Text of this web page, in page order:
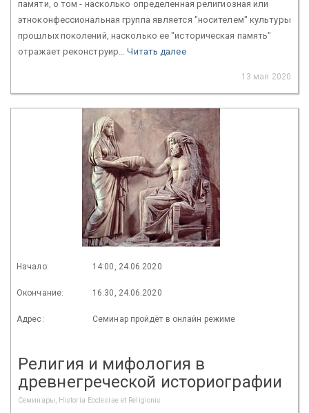
памяти, о том - насколько определенная религиозная или
этноконфессиональная группа является "носителем" культуры
прошлых поколений, насколько ее "историческая память"
отражает реконструир...Читать далее
13 мая 2020
Начало: 14:00, 24.06.2020
Окончание: 16:30, 24.06.2020
Адрес: Семинар пройдёт в онлайн режиме
Религия и мифология в
древнегреческой историографии
Семинары, Historia Ecclesiae et Religionis